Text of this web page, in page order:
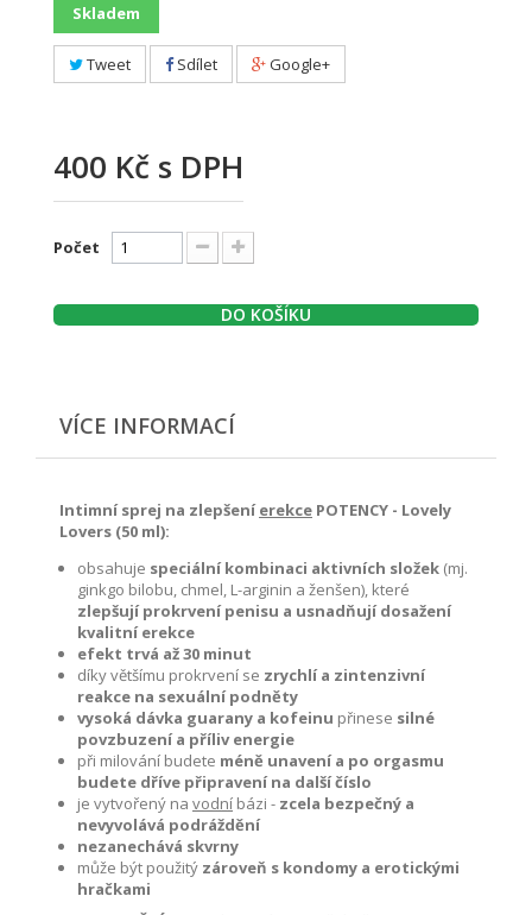
Skladem
Tweet Sdílet Google+
400 Kč s DPH
Počet
DO KOŠÍKU
VÍCE INFORMACÍ
Intimní sprej na zlepšeníerekce POTENCY - Lovely
Lovers (50 ml):
obsahuje speciální kombinaci aktivních složek (mj.
ginkgo bilobu, chmel, L-arginin a ženšen), které
zlepšují prokrvení penisu a usnadňují dosažení
kvalitní erekce
efekt trvá až 30 minut
díky většímu prokrvení se zrychlí a zintenzivní
reakce na sexuální podněty
vysoká dávka guarany a kofeinu přinese silné
povzbuzení a příliv energie
při milování budete méně unavení a po orgasmu
budete dříve připravení na další číslo
je vytvořený na vodní bázi - zcela bezpečný a
nevyvolává podráždění
nezanechává skvrny
může být použitý zároveň s kondomy a erotickými
hračkami